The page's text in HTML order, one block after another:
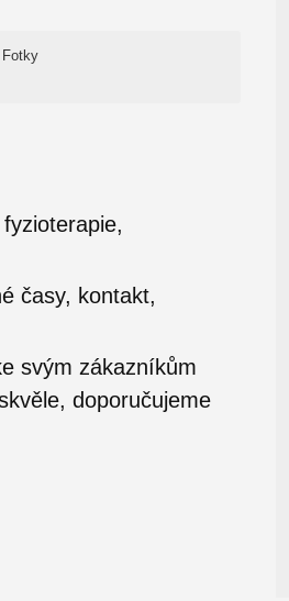
Fotky
časy, kontakt,
svým zákazníkům
doporučujeme